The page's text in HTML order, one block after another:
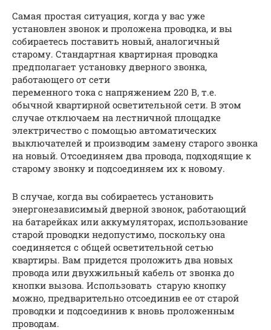
Самая простая ситуация, когда у вас уже
установлен звонок и проложена проводка, и вы
собираетесь поставить новый, аналогичный
старому. Стандартная квартирная проводка
предполагает установку дверного звонка,
работающего от сети
переменного тока с напряжением 220 В, т.е.
обычной квартирной осветительной сети. В этом
случае отключаем на лестничной площадке
электричество с помощью автоматических
выключателей и производим замену старого звонка
на новый. Отсоединяем два провода, подходящие к
старому звонку и подсоединяем их к новому.
В случае, когда вы собираетесь установить
энергонезависимый дверной звонок, работающий
на батарейках или аккумуляторах, использование
старой проводки недопустимо, поскольку она
соединяется с общей осветительной сетью
квартиры. Вам придется проложить два новых
провода или двухжильный кабель от звонка до
кнопки вызова. Использовать старую кнопку
можно, предварительно отсоединив ее от старой
проводки и подсоединив к вновь проложенным
проводам.